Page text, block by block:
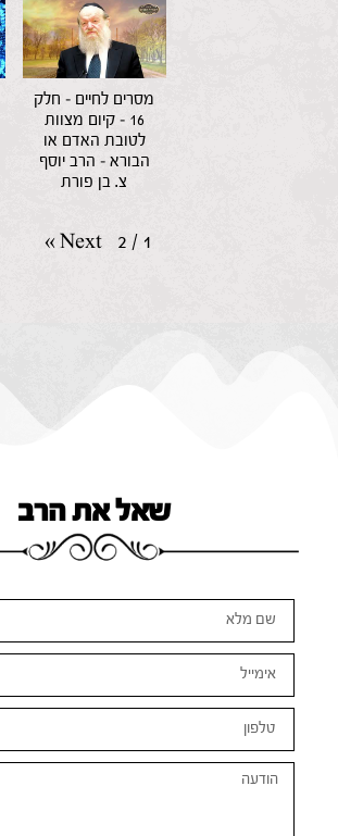
מסרים לחיים – חלק
16 – קיום מצוות
לטובת האדם או
הבורא – הרב יוסף
צ. בן פורת
1
/
2
Next
»
שאל את הרב